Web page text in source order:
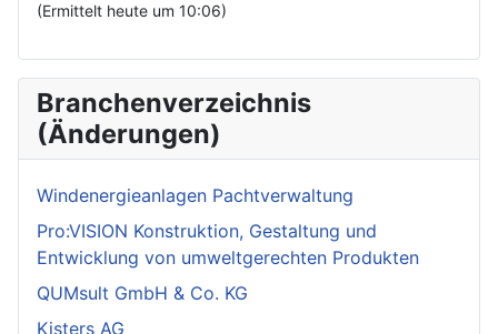
(Ermittelt heute um 10:06)
Branchenverzeichnis
(Änderungen)
Windenergieanlagen Pachtverwaltung
Pro:VISION Konstruktion, Gestaltung und
Entwicklung von umweltgerechten Produkten
QUMsult GmbH & Co. KG
Kisters AG